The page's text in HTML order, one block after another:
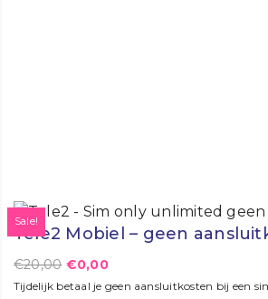
Sale!
Tele2 Mobiel – geen
€20,00 €0,00
Tijdelijk betaal je geen aansluitkosten bij een